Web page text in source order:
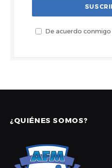
De acuerdo conmigo
¿QUIÉNES SOMOS?